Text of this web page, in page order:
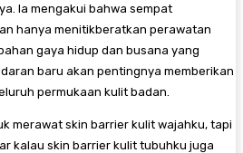
Ia mengakui bahwa sempat
hanya menitikberatkan perawatan
gaya hidup dan busana yang
baru akan pentingnya memberikan
permukaan kulit badan.
merawat skin barrier kulit wajahku, tapi
kalau skin barrier kulit tubuhku juga